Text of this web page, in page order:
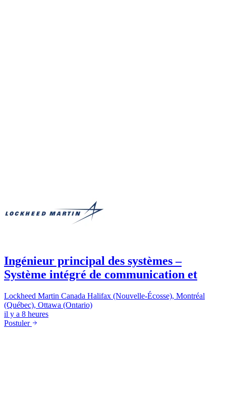
Ingénieur principal des systèmes –
Système intégré de communication et
Lockheed Martin Canada Halifax (Nouvelle-Écosse), Montréal
(Québec), Ottawa (Ontario)
il y a 8 heures
Postuler